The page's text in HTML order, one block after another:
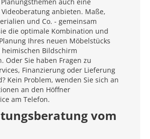
auch eine
anbieten. Maße,
und Co. - gemeinsam
die optimale Kombination und
Ihres neuen Möbelstücks
heimischen Bildschirm
Oder Sie haben Fragen zu
Finanzierung oder Lieferung
Kein Problem, wenden Sie sich an
an den Höffner
am Telefon.
vom